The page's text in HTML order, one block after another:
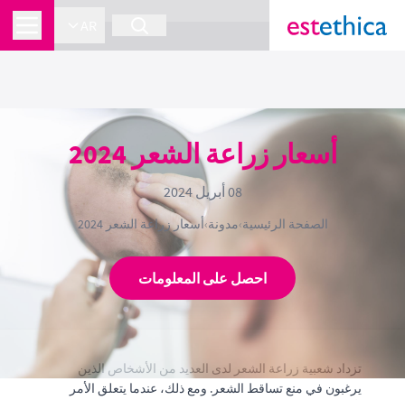
section Service {
أسعار زراعة الشعر 2024
08 أبريل 2024
الصفحة الرئيسية›مدونة›أسعار زراعة الشعر 2024
احصل على المعلومات
تزداد شعبية زراعة الشعر لدى العديد من الأشخاص الذين
يرغبون في منع تساقط الشعر. ومع ذلك، عندما يتعلق الأمر